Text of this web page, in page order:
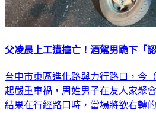
父凌晨上工遭撞亡！酒駕男跪下「
台中市東區進化路與力行路口，今
起嚴重車禍，周姓男子在友人家聚
結果在行經路口時，當場將欲右轉